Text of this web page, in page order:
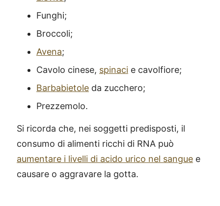
Funghi;
Broccoli;
Avena;
Cavolo cinese, spinaci e cavolfiore;
Barbabietole da zucchero;
Prezzemolo.
Si ricorda che, nei soggetti predisposti, il
consumo di alimenti ricchi di RNA può
aumentare i livelli di acido urico nel sangue e
causare o aggravare la gotta.